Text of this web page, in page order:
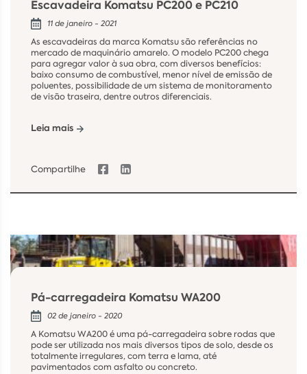
Escavadeira Komatsu PC200 e PC210
11 de janeiro - 2021
As escavadeiras da marca Komatsu são referências no
mercado de maquinário amarelo. O modelo PC200 chega
para agregar valor à sua obra, com diversos benefícios:
baixo consumo de combustível, menor nível de emissão de
poluentes, possibilidade de um sistema de monitoramento
de visão traseira, dentre outros diferenciais.
Leia mais
Compartilhe
Pá-carregadeira Komatsu WA200
02 de janeiro - 2020
A Komatsu WA200 é uma pá-carregadeira sobre rodas que
pode ser utilizada nos mais diversos tipos de solo, desde os
totalmente irregulares, com terra e lama, até
pavimentados com asfalto ou concreto.